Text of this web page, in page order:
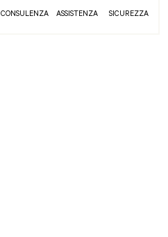
CONSULENZA ASSISTENZA SICUREZZA